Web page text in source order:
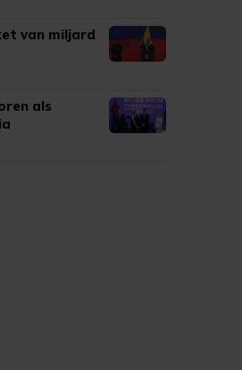
van miljard
als